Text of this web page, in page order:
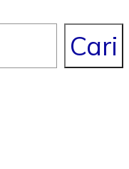
Cari